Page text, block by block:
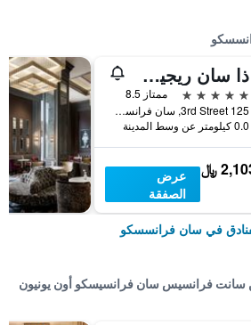
ذا سان ريجيس سان فرانسيسكو
5 نجوم
ممتاز 8.5
125 3rd Street, سان فرانسسكو, CA, الولايات المتحدة الأميريكية
0.0 كيلومتر عن وسط المدينة
﷼
عرض
الصفقة
في سان فرانسسكو
سانت فرانسيس سان فرانسيسكو أون يونيون